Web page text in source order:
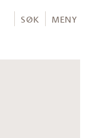
SØK MENY